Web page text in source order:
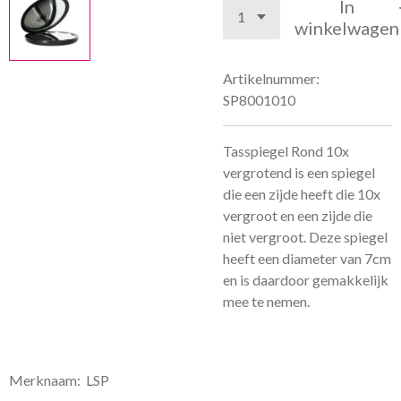
In
winkelwagen
Artikelnummer:
SP8001010
Tasspiegel Rond 10x
vergrotend is een spiegel
die een zijde heeft die 10x
vergroot en een zijde die
niet vergroot. Deze spiegel
heeft een diameter van 7cm
en is daardoor gemakkelijk
mee te nemen.
Merknaam: LSP